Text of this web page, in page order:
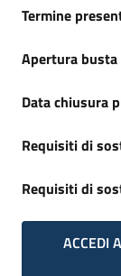
Termine
Apertura
Data chiusura
Requisiti di
Requisiti di
ACCEDI